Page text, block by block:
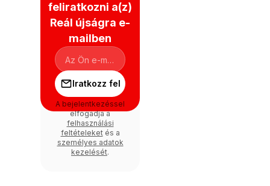
feliratkozni a(z)
Reál újságra e-
mailben
Iratkozz fel
A bejelentkezéssel
elfogadja a
felhasználási
feltételeketés a
személyes adatok
kezelését.